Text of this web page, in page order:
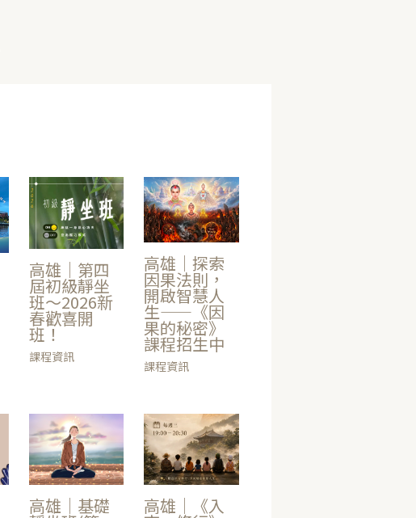
高雄｜第四
屆初級靜坐
班～2026新
春歡喜開
班！
課程資訊
高雄｜探索
因果法則，
開啟智慧人
生——《因
果的秘密》
課程招生中
課程資訊
高雄｜基礎 高雄｜《入